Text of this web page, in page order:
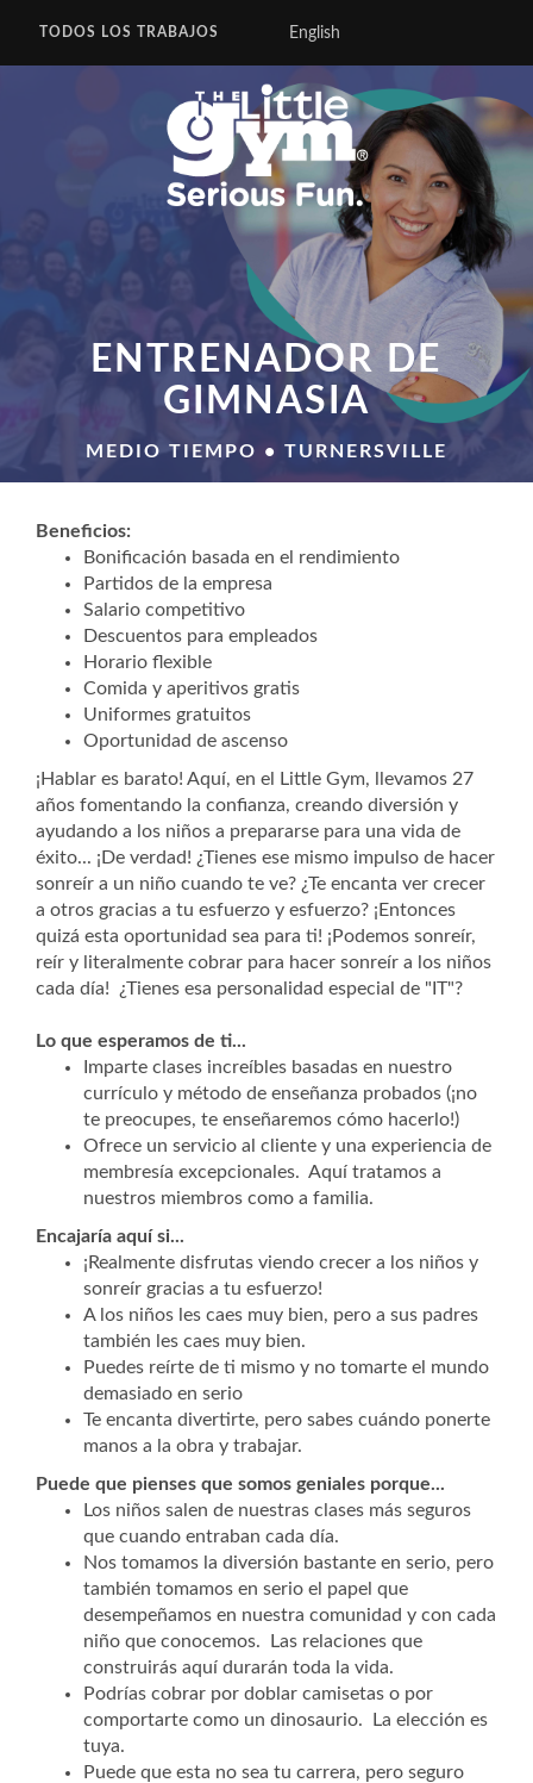
TODOS LOS TRABAJOS English
ENTRENADOR DE
GIMNASIA
MEDIO TIEMPO • TURNERSVILLE
Beneficios:
Bonificación basada en el rendimiento
Partidos de la empresa
Salario competitivo
Descuentos para empleados
Horario flexible
Comida y aperitivos gratis
Uniformes gratuitos
Oportunidad de ascenso
¡Hablar es barato! Aquí, en el Little Gym, llevamos 27
años fomentando la confianza, creando diversión y
ayudando a los niños a prepararse para una vida de
éxito... ¡De verdad! ¿Tienes ese mismo impulso de hacer
sonreír a un niño cuando te ve? ¿Te encanta ver crecer
a otros gracias a tu esfuerzo y esfuerzo? ¡Entonces
quizá esta oportunidad sea para ti! ¡Podemos sonreír,
reír y literalmente cobrar para hacer sonreír a los niños
cada día! ¿Tienes esa personalidad especial de "IT"?
Lo que esperamos de ti...
Imparte clases increíbles basadas en nuestro
currículo y método de enseñanza probados (¡no
te preocupes, te enseñaremos cómo hacerlo!)
Ofrece un servicio al cliente y una experiencia de
membresía excepcionales. Aquí tratamos a
nuestros miembros como a familia.
Encajaría aquí si...
¡Realmente disfrutas viendo crecer a los niños y
sonreír gracias a tu esfuerzo!
A los niños les caes muy bien, pero a sus padres
también les caes muy bien.
Puedes reírte de ti mismo y no tomarte el mundo
demasiado en serio
Te encanta divertirte, pero sabes cuándo ponerte
manos a la obra y trabajar.
Puede que pienses que somos geniales porque...
Los niños salen de nuestras clases más seguros
que cuando entraban cada día.
Nos tomamos la diversión bastante en serio, pero
también tomamos en serio el papel que
desempeñamos en nuestra comunidad y con cada
niño que conocemos. Las relaciones que
construirás aquí durarán toda la vida.
Podrías cobrar por doblar camisetas o por
comportarte como un dinosaurio. La elección es
tuya.
Puede que esta no sea tu carrera, pero seguro